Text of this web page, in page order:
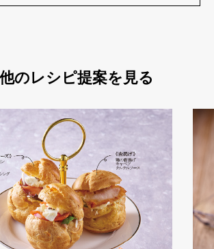
のレシピ提案を見る